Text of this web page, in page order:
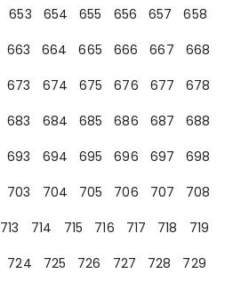
653 654 655 656 657
658
663 664 665 666 667
668
673 674 675 676 677
678
683 684 685 686 687
688
693 694 695 696 697
698
703 704 705 706 707
708
713 714 715 716 717 718
719
724 725 726 727 728
729